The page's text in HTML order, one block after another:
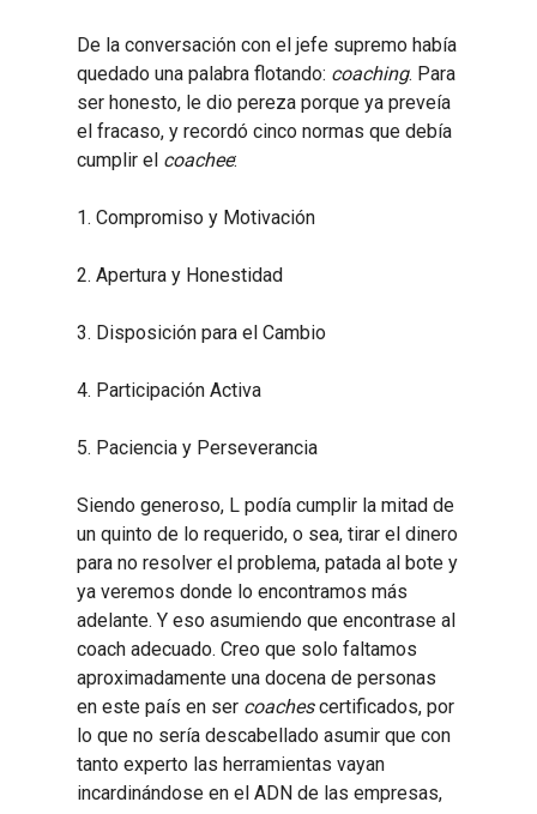
De la conversación con el jefe supremo había
quedado una palabra flotando: coaching. Para
ser honesto, le dio pereza porque ya preveía
el fracaso, y recordó cinco normas que debía
cumplir el coachee:
1. Compromiso y Motivación
2. Apertura y Honestidad
3. Disposición para el Cambio
4. Participación Activa
5. Paciencia y Perseverancia
Siendo generoso, L podía cumplir la mitad de
un quinto de lo requerido, o sea, tirar el dinero
para no resolver el problema, patada al bote y
ya veremos donde lo encontramos más
adelante. Y eso asumiendo que encontrase al
coach adecuado. Creo que solo faltamos
aproximadamente una docena de personas
en este país en ser coachescertificados, por
lo que no sería descabellado asumir que con
tanto experto las herramientas vayan
incardinándose en el ADN de las empresas,